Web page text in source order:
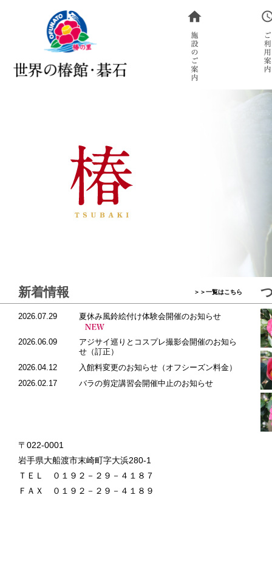
新着情報 ＞＞一覧はこちら
2026.07.29 夏休み風鈴絵付け体験会開催のお知らせ
2026.06.09
アジサイ巡りとコスプレ撮影会開催のお知ら
せ（訂正）
2026.04.12
入館料変更のお知らせ（オフシーズン料金）
2026.02.17
バラの剪定講習会開催中止のお知らせ
〒022-0001
岩手県大船渡市末崎町字大浜280-1
ＴＥＬ ０１９２－２９－４１８７
ＦＡＸ ０１９２－２９－４１８９